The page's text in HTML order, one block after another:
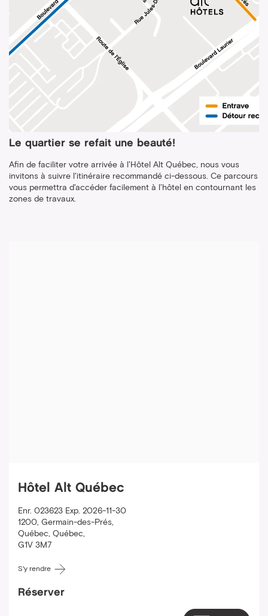
Le quartier se refait une beauté!
Afin de faciliter votre arrivée à l'Hôtel Alt Québec, nous vous
invitons à suivre l'itinéraire recommandé ci-dessous. Ce parcours
vous permettra d'accéder facilement à l'hôtel en contournant les
zones de travaux.
Hôtel Alt Québec
Enr. 023623 Exp. 2026-11-30
1200, Germain-des-Prés,
Québec, Québec,
G1V 3M7
S'y rendre
Réserver